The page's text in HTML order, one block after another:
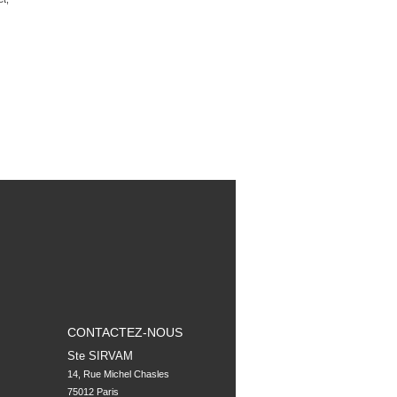
CONTACTEZ-NOUS
Ste SIRVAM
14, Rue Michel Chasles
75012 Paris